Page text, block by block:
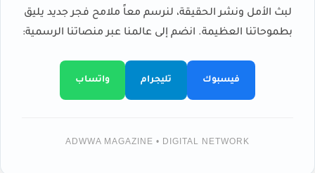
لبث الأمل ونشر الحقيقة، لنرسم معاً ملامح فجر جديد يليق
بطموحاتنا العظيمة. انضم إلى عالمنا عبر منصاتنا الرسمية:
فيسبوك تليجرام واتساب
ADWWA MAGAZINE • DIGITAL NETWORK